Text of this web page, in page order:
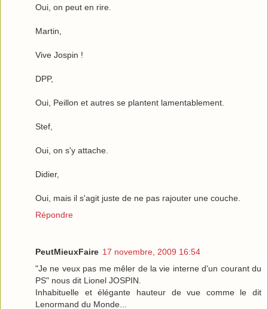
Oui, on peut en rire.
Martin,
Vive Jospin !
DPP,
Oui, Peillon et autres se plantent lamentablement.
Stef,
Oui, on s'y attache.
Didier,
Oui, mais il s'agit juste de ne pas rajouter une couche.
Répondre
PeutMieuxFaire 17 novembre, 2009 16:54
"Je ne veux pas me mêler de la vie interne d'un courant du
PS" nous dit Lionel JOSPIN.
Inhabituelle et élégante hauteur de vue comme le dit
Lenormand du Monde...